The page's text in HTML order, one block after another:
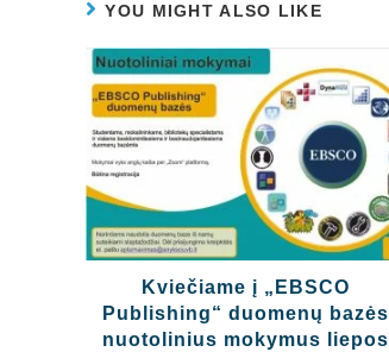
YOU MIGHT ALSO LIKE
Kviečiame į „EBSCO
Publishing“ duomenų bazės
nuotolinius mokymus liepos